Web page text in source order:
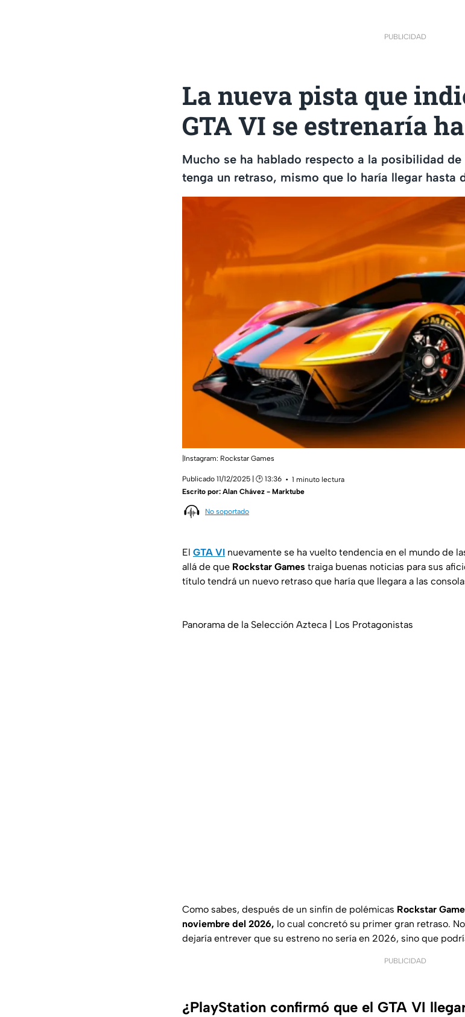
PUBLICIDAD
La nueva pista que
GTA VI se estrenaría
Mucho se ha hablado respecto a la posibilidad de
tenga un retraso, mismo que lo haría llegar hasta
|Instagram: Rockstar Games
Publicado 11/12/2025 | 🕑 13:36
1 minuto lectura
Escrito por: Alan Chávez - Marktube
No soportado
El GTA VI nuevamente se ha vuelto tendencia en el mundo de
allá de que Rockstar Games traiga buenas noticias para sus
título tendrá un nuevo retraso que haría que llegara a las
Panorama de la Selección Azteca | Los Protagonistas
Como sabes, después de un sinfín de polémicas Rockstar
noviembre del 2026, lo cual concretó su primer gran retraso.
dejaría entrever que su estreno no sería en 2026, sino que
PUBLICIDAD
¿PlayStation confirmó que el GTA VI